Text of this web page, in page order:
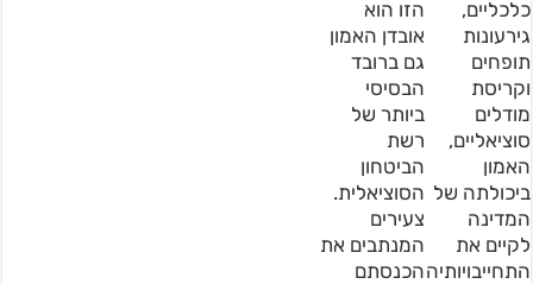
כלכליים,
גירעונות
תופחים
וקריסת
מודלים
סוציאליים,
האמון
ביכולתה של
המדינה
לקיים את
התחייבויותיה
הזו הוא
אובדן האמון
גם ברובד
הבסיסי
ביותר של
רשת
הביטחון
הסוציאלית.
צעירים
המנתבים את
הכנסתם